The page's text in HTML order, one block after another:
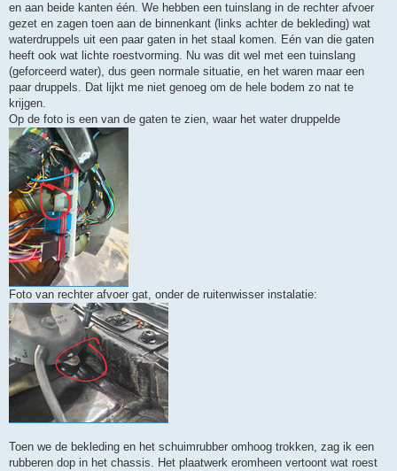
en aan beide kanten één. We hebben een tuinslang in de rechter afvoer
gezet en zagen toen aan de binnenkant (links achter de bekleding) wat
waterdruppels uit een paar gaten in het staal komen. Eén van die gaten
heeft ook wat lichte roestvorming. Nu was dit wel met een tuinslang
(geforceerd water), dus geen normale situatie, en het waren maar een
paar druppels. Dat lijkt me niet genoeg om de hele bodem zo nat te
krijgen.
Op de foto is een van de gaten te zien, waar het water druppelde
Foto van rechter afvoer gat, onder de ruitenwisser instalatie:
Toen we de bekleding en het schuimrubber omhoog trokken, zag ik een
rubberen dop in het chassis. Het plaatwerk eromheen vertoont wat roest